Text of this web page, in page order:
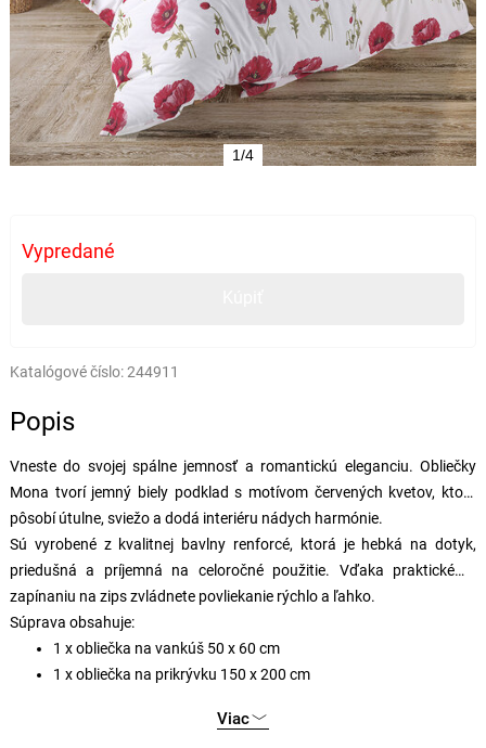
1/4
Vypredané
Katalógové číslo:244911
Popis
Vneste do svojej spálne jemnosť a romantickú eleganciu. Obliečky
Mona tvorí jemný biely podklad s motívom červených kvetov, ktorý
pôsobí útulne, sviežo a dodá interiéru nádych harmónie.
Sú vyrobené z kvalitnej bavlny renforcé, ktorá je hebká na dotyk,
priedušná a príjemná na celoročné použitie. Vďaka praktickému
zapínaniu na zips zvládnete povliekanie rýchlo a ľahko.
Súprava obsahuje:
1 x obliečka na vankúš 50 x 60 cm
1 x obliečka na prikrývku 150 x 200 cm
Viac